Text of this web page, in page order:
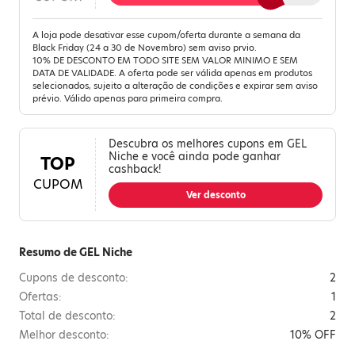
A loja pode desativar esse cupom/oferta durante a semana da
Black Friday (24 a 30 de Novembro) sem aviso prvio.
10% DE DESCONTO EM TODO SITE SEM VALOR MINIMO E SEM
DATA DE VALIDADE. A oferta pode ser válida apenas em produtos
selecionados, sujeito a alteração de condições e expirar sem aviso
prévio. Válido apenas para primeira compra.
TOP
CUPOM
Descubra os melhores cupons em GEL
Niche e você ainda pode ganhar
cashback!
Ver desconto
Resumo de GEL Niche
Cupons de desconto:
2
Ofertas:
1
Total de desconto:
2
Melhor desconto:
10% OFF